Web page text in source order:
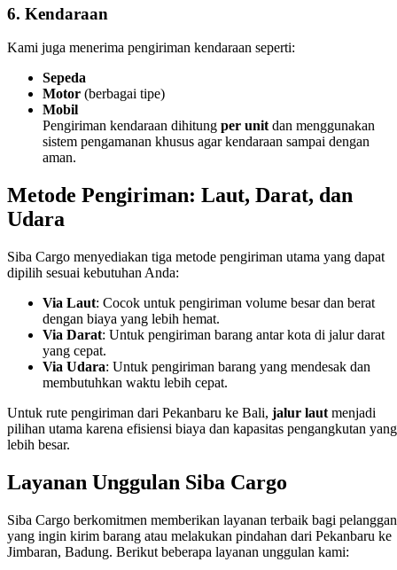
6. Kendaraan
Kami juga menerima pengiriman kendaraan seperti:
Sepeda
Motor (berbagai tipe)
Mobil
Pengiriman kendaraan dihitung per unit dan menggunakan
sistem pengamanan khusus agar kendaraan sampai dengan
aman.
Metode Pengiriman: Laut, Darat, dan
Udara
Siba Cargo menyediakan tiga metode pengiriman utama yang dapat
dipilih sesuai kebutuhan Anda:
Via Laut: Cocok untuk pengiriman volume besar dan berat
dengan biaya yang lebih hemat.
Via Darat: Untuk pengiriman barang antar kota di jalur darat
yang cepat.
Via Udara: Untuk pengiriman barang yang mendesak dan
membutuhkan waktu lebih cepat.
Untuk rute pengiriman dari Pekanbaru ke Bali, jalur laut menjadi
pilihan utama karena efisiensi biaya dan kapasitas pengangkutan yang
lebih besar.
Layanan Unggulan Siba Cargo
Siba Cargo berkomitmen memberikan layanan terbaik bagi pelanggan
yang ingin kirim barang atau melakukan pindahan dari Pekanbaru ke
Jimbaran, Badung. Berikut beberapa layanan unggulan kami: